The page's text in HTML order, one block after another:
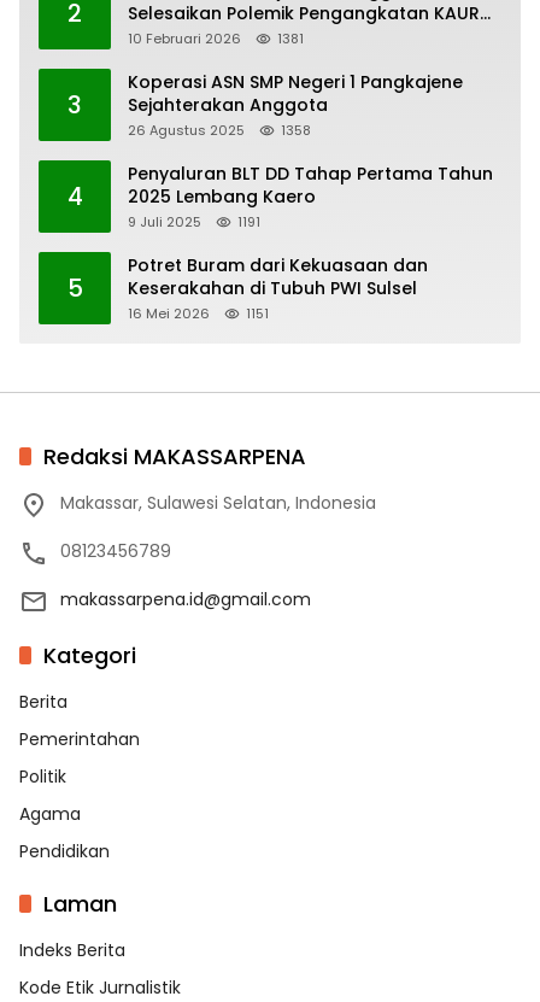
2
Selesaikan Polemik Pengangkatan KAUR
Keuangan Desa Bau-Bau
10 Februari 2026 1381
3
Koperasi ASN SMP Negeri 1 Pangkajene
Sejahterakan Anggota
26 Agustus 2025 1358
4
Penyaluran BLT DD Tahap Pertama Tahun
2025 Lembang Kaero
9 Juli 2025 1191
5
Potret Buram dari Kekuasaan dan
Keserakahan di Tubuh PWI Sulsel
16 Mei 2026 1151
Redaksi MAKASSARPENA
Makassar, Sulawesi Selatan, Indonesia
08123456789
makassarpena.id@gmail.com
Kategori
Berita
Pemerintahan
Politik
Agama
Pendidikan
Laman
Indeks Berita
Kode Etik Jurnalistik